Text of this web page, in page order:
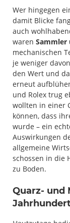
Wer hingegen
damit Blicke
auch
waren Sammler
mechanischen
je weniger
den Wert und
erneut
und Rolex trug
wollten in einer
können, dass
wurde – ein
Auswirkungen
allgemeine
schossen in die
zu Boden.
Quarz- und